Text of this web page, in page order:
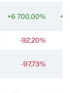
+6 700,00%
-92,20%
-97,73%